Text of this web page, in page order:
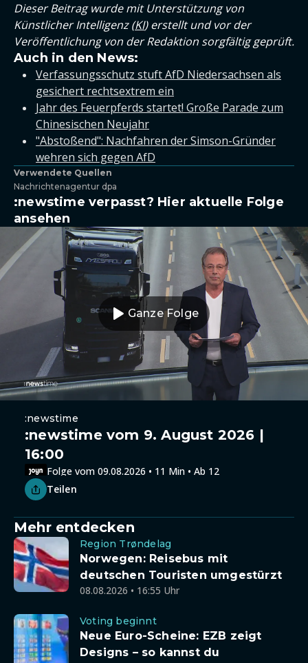
Dieser Beitrag wurde mit Unterstützung von
Künstlicher Intelligenz (KI) erstellt und vor der
Veröffentlichung von der Redaktion sorgfältig geprüft.
Auch in den News:
Verfassungsschutz stuft AfD Niedersachsen als
gesichert rechtsextrem ein
Jahr des Feuerpferds startet! Große Parade zum
Chinesischen Neujahr
"Abstoßend": Nachfahren der Simson-Gründer
wehren sich gegen AfD
Verwendete Quellen
Nachrichtenagentur dpa
:newstime verpasst? Hier aktuelle Folge
ansehen
Ganze Folge
:newstime
:newstime vom 9. August 2026 |
16:00
Folge vom 09.08.2026 • 11 Min • Ab 12
Teilen
Mehr entdecken
Region Trøndelag
Norwegen: Reisebus mit
deutschen Touristen umgestürzt
08.08.2026 • 16:55 Uhr
Voting beginnt
Neue Euro-Scheine: EZB zeigt
Designs – so kannst du